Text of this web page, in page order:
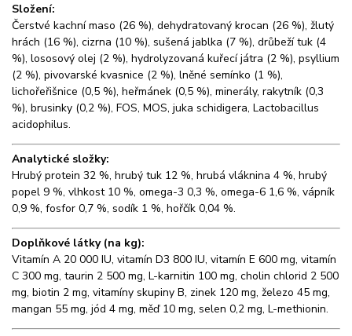
Složení:
Čerstvé kachní maso (26 %), dehydratovaný krocan (26 %), žlutý
hrách (16 %), cizrna (10 %), sušená jablka (7 %), drůbeží tuk (4
%), lososový olej (2 %), hydrolyzovaná kuřecí játra (2 %), psyllium
(2 %), pivovarské kvasnice (2 %), lněné semínko (1 %),
lichořeřišnice (0,5 %), heřmánek (0,5 %), minerály, rakytník (0,3
%), brusinky (0,2 %), FOS, MOS, juka schidigera, Lactobacillus
acidophilus.
Analytické složky:
Hrubý protein 32 %, hrubý tuk 12 %, hrubá vláknina 4 %, hrubý
popel 9 %, vlhkost 10 %, omega-3 0,3 %, omega-6 1,6 %, vápník
0,9 %, fosfor 0,7 %, sodík 1 %, hořčík 0,04 %.
Doplňkové látky (na kg):
Vitamín A 20 000 IU, vitamín D3 800 IU, vitamín E 600 mg, vitamín
C 300 mg, taurin 2 500 mg, L-karnitin 100 mg, cholin chlorid 2 500
mg, biotin 2 mg, vitamíny skupiny B, zinek 120 mg, železo 45 mg,
mangan 55 mg, jód 4 mg, měď 10 mg, selen 0,2 mg, L-methionin.